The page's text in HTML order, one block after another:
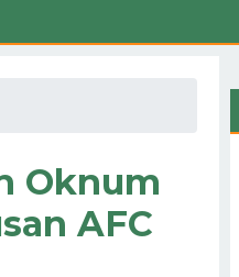
Oknum
AFC